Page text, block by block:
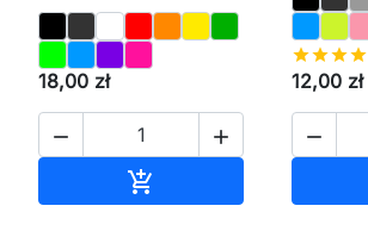
18,00 zł
 

starstarstarstar
12,00 zł
